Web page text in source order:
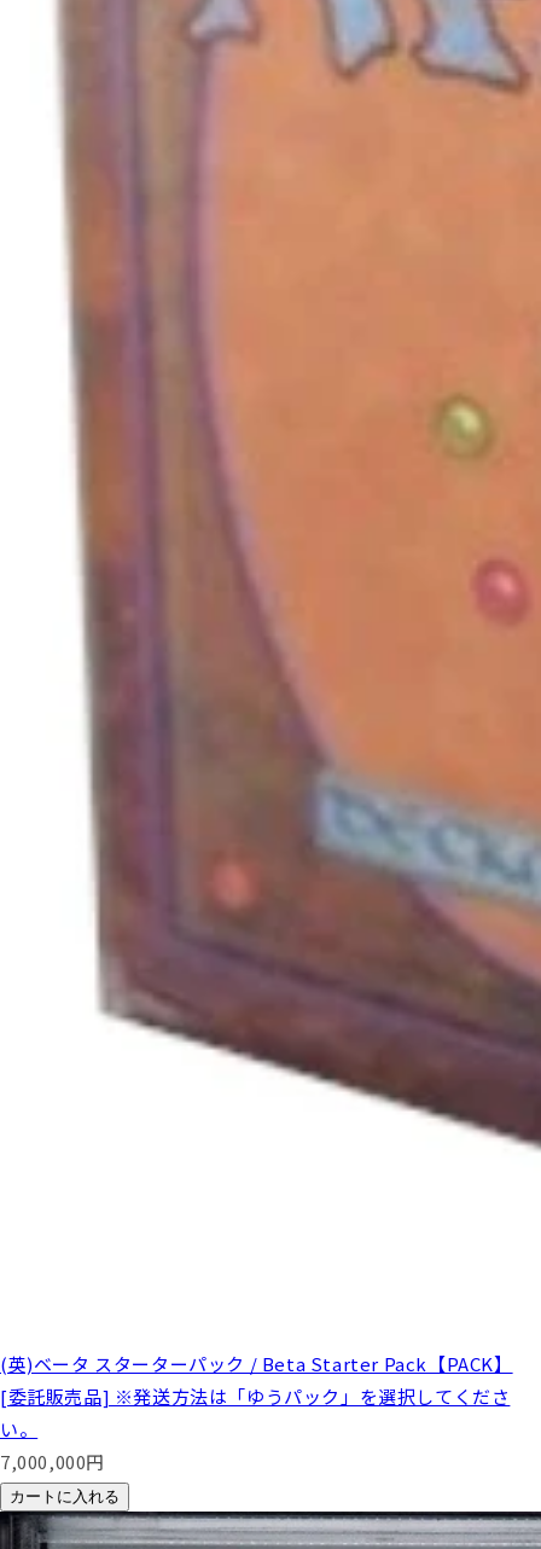
(英)ベータ スターターパック / Beta Starter Pack【PACK】
[委託販売品] ※発送方法は「ゆうパック」を選択してくださ
い。
7,000,000円
カートに入れる